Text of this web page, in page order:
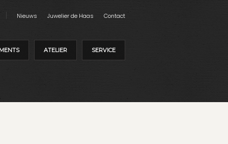
Nieuws Juwelier de Haas Contact
ATELIER SERVICE